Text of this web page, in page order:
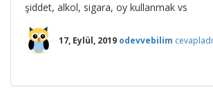
şiddet, alkol, sigara, oy kullanmak vs
17, Eylül, 2019 odevvebilim cevapladı